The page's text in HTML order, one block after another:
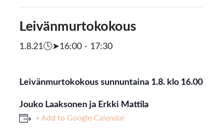
Leivänmurtokokous
1.8.21🕓➤16:00- 17:30
Leivänmurtokokous sunnuntaina 1.8. klo 16.00
Jouko Laaksonen ja Erkki Mattila
+ Add to Google Calendar